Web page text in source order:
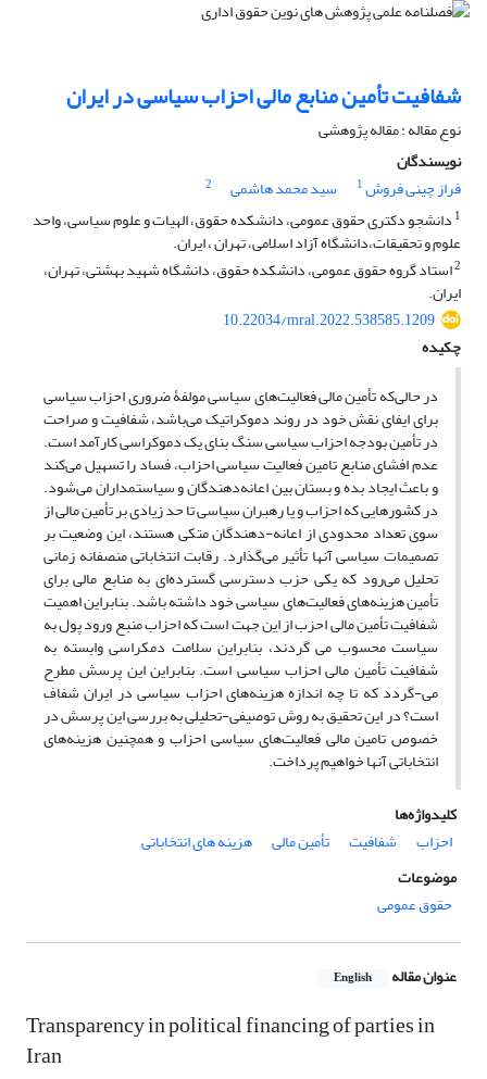
شفافیت تأمین منابع مالی احزاب سیاسی در ایران
نوع مقاله : مقاله پژوهشی
نویسندگان
فراز چینی فروش1 سید محمد هاشمی
2
1 دانشجو دکتری حقوق عمومی، دانشکده حقوق، الهیات و علوم سیاسی، واحد
علوم و تحقیقات،دانشگاه آزاد اسلامی، تهران ، ایران.
2استاد گروه حقوق عمومی، دانشکده حقوق، دانشگاه شهید بهشتی، تهران،
ایران.
10.22034/mral.2022.538585.1209
چکیده
در حالی‌که تأمین مالی فعالیت‌های سیاسی مولفۀ ضروری احزاب سیاسی
برای ایفای نقش خود در روند دموکراتیک می‌باشد، شفافیت و صراحت
در تأمین بودجه احزاب سیاسی سنگ بنای یک دموکراسی کارآمد است.
عدم افشای منابع تامین فعالیت سیاسی احزاب، فساد را تسهیل می‌کند
و باعث ایجاد بده و بستان بین اعانه‌دهندگان و سیاستمداران می‌شود.
در کشورهایی که احزاب و یا رهبران سیاسی تا حد زیادی بر تأمین مالی از
سوی تعداد محدودی از اعانه-دهندگان متکی هستند، این وضعیت بر
تصمیمات سیاسی آنها تأثیر می‌گذارد. رقابت انتخاباتی منصفانه زمانی
تحلیل می‌رود که یکی حزب دسترسی گسترده‌ای به منابع مالی برای
تأمین هزینه‌های فعالیت‌های سیاسی خود داشته باشد. بنابراین اهمیت
شفافیت تأمین مالی احزب از این جهت است که احزاب منبع ورود پول به
سیاست محسوب می گردند، بنابراین سلامت دمکراسی وابسته به
شفافیت تأمین مالی احزاب سیاسی است. بنابراین این پرسش مطرح
می-گردد که تا چه اندازه هزینه‌های احزاب سیاسی در ایران شفاف
است؟ در این تحقیق به روش توصیفی-تحلیلی به بررسی این پرسش در
خصوص تامین مالی فعالیت‌های سیاسی احزاب و همچنین هزینه‌های
انتخاباتی آنها خواهیم پرداخت.
کلیدواژه‌ها
احزاب
شفافیت تأمین مالی
هزینه های انتخاباتی
موضوعات
حقوق عمومی
عنوان مقاله English
Transparency in political financing of parties in
Iran